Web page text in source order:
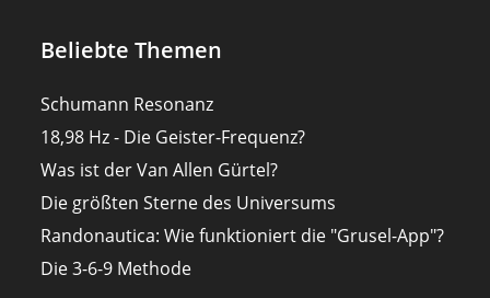
Beliebte Themen
Schumann Resonanz
18,98 Hz - Die Geister-Frequenz?
Was ist der Van Allen Gürtel?
Die größten Sterne des Universums
Randonautica: Wie funktioniert die "Grusel-App"?
Die 3-6-9 Methode